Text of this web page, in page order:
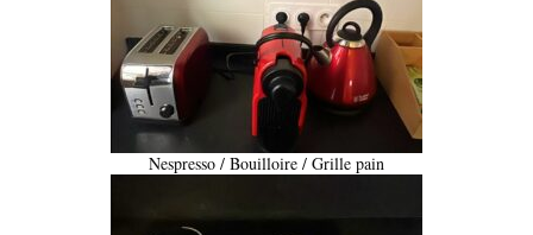
Nespresso / Bouilloire / Grille pain